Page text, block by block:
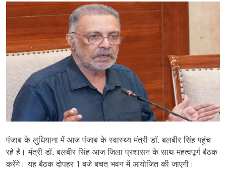
पंजाब के लुधियाना में आज पंजाब के स्वास्थ्य मंत्री डॉ. बलबीर सिंह पहुंच
रहे है। मंत्री डॉ. बलबीर सिंह आज जिला प्रशासन के साथ महत्वपूर्ण बैठक
करेंगे। यह बैठक दोपहर 1 बजे बचत भवन में आयोजित की जाएगी।